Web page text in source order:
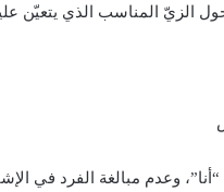
الزيّ المناسب الذي يتعيّن
وعدم مبالغة الفرد في